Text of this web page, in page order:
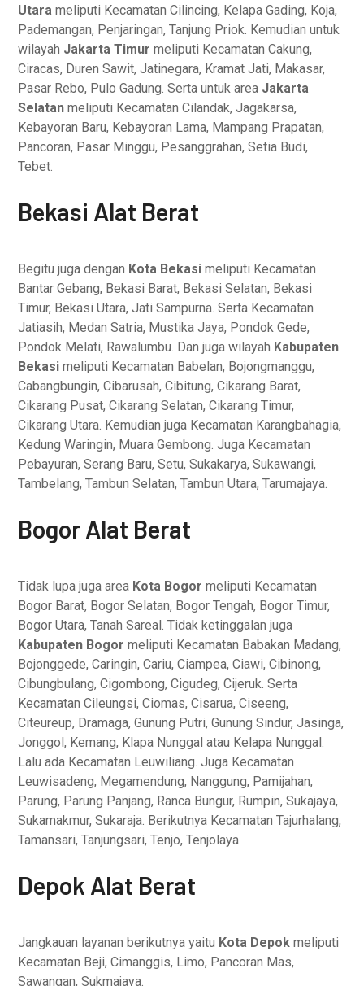
Utara meliputi Kecamatan Cilincing, Kelapa Gading, Koja,
Pademangan, Penjaringan, Tanjung Priok. Kemudian untuk
wilayah Jakarta Timur meliputi Kecamatan Cakung,
Ciracas, Duren Sawit, Jatinegara, Kramat Jati, Makasar,
Pasar Rebo, Pulo Gadung. Serta untuk area Jakarta
Selatan meliputi Kecamatan Cilandak, Jagakarsa,
Kebayoran Baru, Kebayoran Lama, Mampang Prapatan,
Pancoran, Pasar Minggu, Pesanggrahan, Setia Budi,
Tebet.
Bekasi Alat Berat
Begitu juga dengan Kota Bekasi meliputi Kecamatan
Bantar Gebang, Bekasi Barat, Bekasi Selatan, Bekasi
Timur, Bekasi Utara, Jati Sampurna. Serta Kecamatan
Jatiasih, Medan Satria, Mustika Jaya, Pondok Gede,
Pondok Melati, Rawalumbu. Dan juga wilayah Kabupaten
Bekasi meliputi Kecamatan Babelan, Bojongmanggu,
Cabangbungin, Cibarusah, Cibitung, Cikarang Barat,
Cikarang Pusat, Cikarang Selatan, Cikarang Timur,
Cikarang Utara. Kemudian juga Kecamatan Karangbahagia,
Kedung Waringin, Muara Gembong. Juga Kecamatan
Pebayuran, Serang Baru, Setu, Sukakarya, Sukawangi,
Tambelang, Tambun Selatan, Tambun Utara, Tarumajaya.
Bogor Alat Berat
Tidak lupa juga area Kota Bogor meliputi Kecamatan
Bogor Barat, Bogor Selatan, Bogor Tengah, Bogor Timur,
Bogor Utara, Tanah Sareal. Tidak ketinggalan juga
Kabupaten Bogor meliputi Kecamatan Babakan Madang,
Bojonggede, Caringin, Cariu, Ciampea, Ciawi, Cibinong,
Cibungbulang, Cigombong, Cigudeg, Cijeruk. Serta
Kecamatan Cileungsi, Ciomas, Cisarua, Ciseeng,
Citeureup, Dramaga, Gunung Putri, Gunung Sindur, Jasinga,
Jonggol, Kemang, Klapa Nunggal atau Kelapa Nunggal.
Lalu ada Kecamatan Leuwiliang. Juga Kecamatan
Leuwisadeng, Megamendung, Nanggung, Pamijahan,
Parung, Parung Panjang, Ranca Bungur, Rumpin, Sukajaya,
Sukamakmur, Sukaraja. Berikutnya Kecamatan Tajurhalang,
Tamansari, Tanjungsari, Tenjo, Tenjolaya.
Depok Alat Berat
Jangkauan layanan berikutnya yaitu Kota Depok meliputi
Kecamatan Beji, Cimanggis, Limo, Pancoran Mas,
Sawangan, Sukmajaya.